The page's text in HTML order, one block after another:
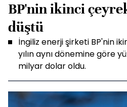
BP'nin ikinci
düştü
İngiliz enerji şirketi BP'nin
yılın aynı dönemine göre
milyar dolar oldu.